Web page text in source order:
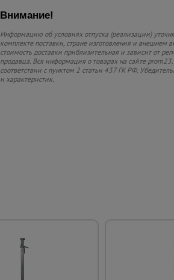
Внимание!
Информацию об условиях отпуска (реализации)
комплекте поставки, стране изготовления и внешнем
стоимость доставки приблизительная и зависит от
продавца. Вся информация о товарах на сайте
соответствии с пунктом 2 статьи 437 ГК РФ.
и характеристик.